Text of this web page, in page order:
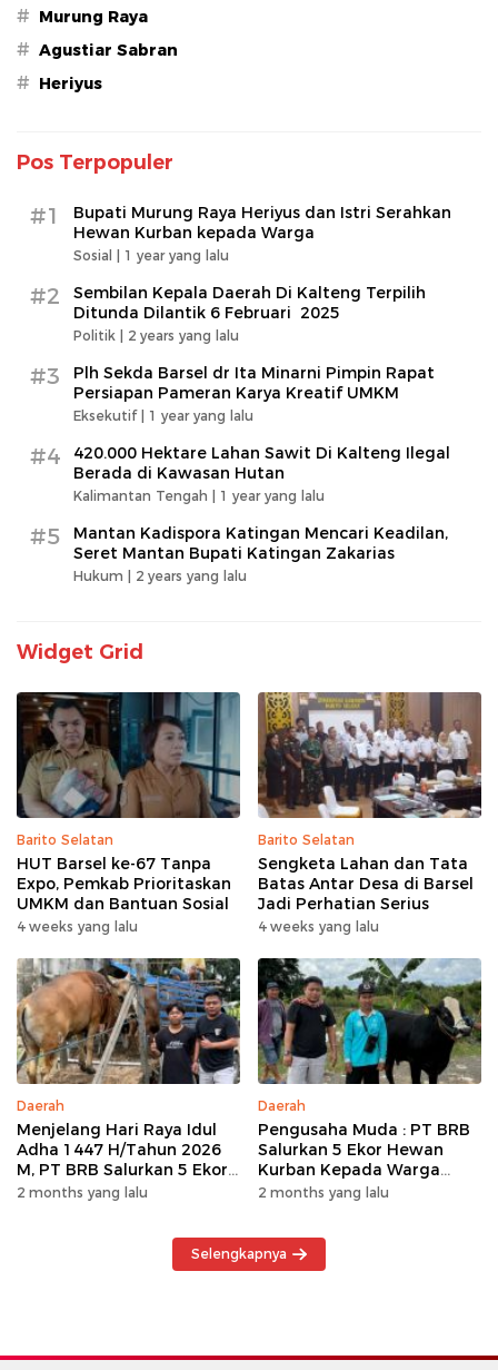
# Murung Raya
# Agustiar Sabran
# Heriyus
Pos Terpopuler
#1
Bupati Murung Raya Heriyus dan Istri Serahkan
Hewan Kurban kepada Warga
Sosial | 1 year yang lalu
#2
Sembilan Kepala Daerah Di Kalteng Terpilih
Ditunda Dilantik 6 Februari 2025
Politik | 2 years yang lalu
#3
Plh Sekda Barsel dr Ita Minarni Pimpin Rapat
Persiapan Pameran Karya Kreatif UMKM
Eksekutif | 1 year yang lalu
#4
420.000 Hektare Lahan Sawit Di Kalteng Ilegal
Berada di Kawasan Hutan
Kalimantan Tengah | 1 year yang lalu
#5
Mantan Kadispora Katingan Mencari Keadilan,
Seret Mantan Bupati Katingan Zakarias
Hukum | 2 years yang lalu
Widget Grid
Barito Selatan
HUT Barsel ke-67 Tanpa
Expo, Pemkab Prioritaskan
UMKM dan Bantuan Sosial
4 weeks yang lalu
Barito Selatan
Sengketa Lahan dan Tata
Batas Antar Desa di Barsel
Jadi Perhatian Serius
4 weeks yang lalu
Daerah
Menjelang Hari Raya Idul
Adha 1447 H/Tahun 2026
M, PT BRB Salurkan 5 Ekor
Hewan Kurban Kepada
2 months yang lalu
Daerah
Pengusaha Muda : PT BRB
Salurkan 5 Ekor Hewan
Kurban Kepada Warga
Khususnya Wilayah
2 months yang lalu
Selengkapnya